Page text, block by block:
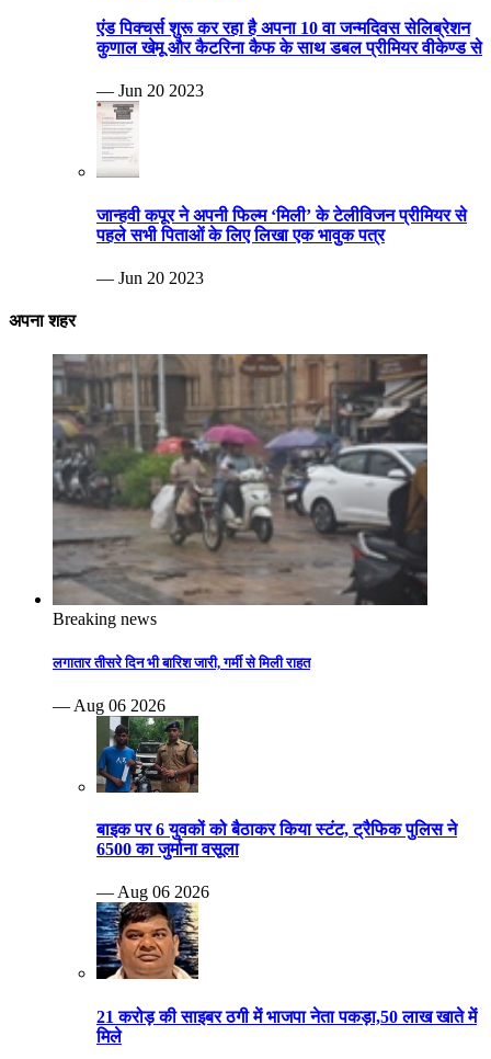
एंड पिक्चर्स शुरू कर रहा है अपना 10 वा जन्मदिवस सेलिब्रेशन
कुणाल खेमू और कैटरिना कैफ के साथ डबल प्रीमियर वीकेण्ड से
— Jun 20 2023
जान्हवी कपूर ने अपनी फिल्म ‘मिली’ के टेलीविजन प्रीमियर से
पहले सभी पिताओं के लिए लिखा एक भावुक पत्र
— Jun 20 2023
अपना शहर
Breaking news
लगातार तीसरे दिन भी बारिश जारी, गर्मी से मिली राहत
— Aug 06 2026
बाइक पर 6 युवकों को बैठाकर किया स्टंट, ट्रैफिक पुलिस ने
6500 का जुर्माना वसूला
— Aug 06 2026
21 करोड़ की साइबर ठगी में भाजपा नेता पकड़ा,50 लाख खाते में
मिले